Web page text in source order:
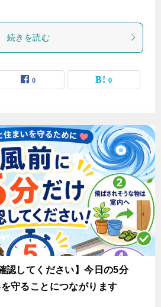
続きを読む
0 0
認してください】今日の5分
守ることにつながります